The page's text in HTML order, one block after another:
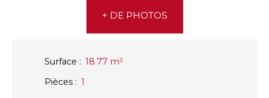
+ DE PHOTOS
Surface : 18.77 m²
Pièces : 1